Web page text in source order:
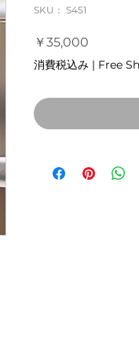
SKU： S451
￥35,000
格
消費税込み | Free